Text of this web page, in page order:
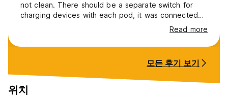
not clean. There should be a separate switch for
charging devices with each pod, it was connected
to either fan or light which was disturbing for theRead more
모든 후기 보기
위치